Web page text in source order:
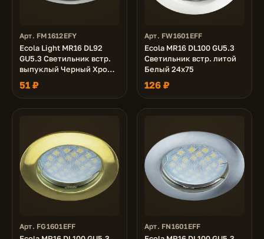
Арт. FM1612EFY
Ecola Light MR16 DL92
GU5.3 Светильник встр.
выпуклый Черный Хром
30x80 (кd74)
51 ₽
Арт. FW1601EFF
Ecola MR16 DL100 GU5.3
Светильник встр. литой
Белый 24x75
126 ₽
Арт. FG1601EFF Арт. FN1601EFF